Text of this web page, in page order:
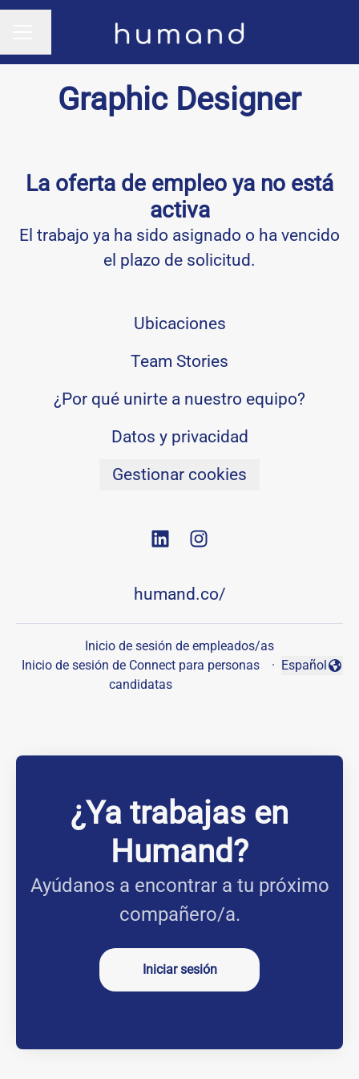
Cambiar idioma
Graphic Designer
La oferta de empleo ya no está
activa
El trabajo ya ha sido asignado o ha vencido
el plazo de solicitud.
Ubicaciones
Team Stories
¿Por qué unirte a nuestro equipo?
Datos y privacidad
Gestionar cookies
humand.co/
Inicio de sesión de empleados/as
Inicio de sesión de Connect para personas
candidatas
·
Cambiar
Español
¿Ya trabajas en
Humand?
Ayúdanos a encontrar a tu próximo
compañero/a.
Iniciar sesión